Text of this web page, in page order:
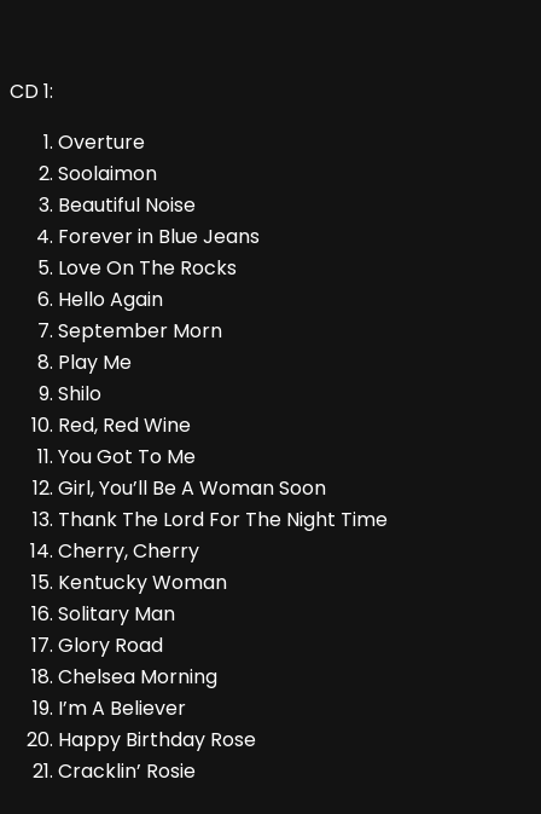
CD 1:
Overture
Soolaimon
Beautiful Noise
Forever in Blue Jeans
Love On The Rocks
Hello Again
September Morn
Play Me
Shilo
Red, Red Wine
You Got To Me
Girl, You’ll Be A Woman Soon
Thank The Lord For The Night Time
Cherry, Cherry
Kentucky Woman
Solitary Man
Glory Road
Chelsea Morning
I’m A Believer
Happy Birthday Rose
Cracklin’ Rosie